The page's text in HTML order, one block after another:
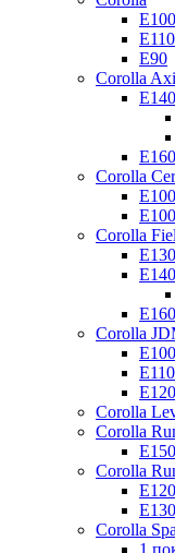
E100
E110
E90
Corolla
E140
E160
Corolla
E100
Corolla
E140
E160
Corolla
E100
E120
Corolla
Corolla
Corolla
E120
Corolla
1